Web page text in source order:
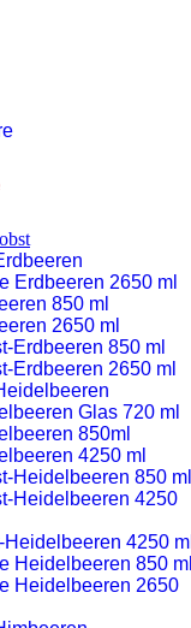
Erdbeeren 2650 ml
850 ml
2650 ml
Erdbeeren 850 ml
Erdbeeren 2650 ml
Glas 720 ml
850ml
4250 ml
Heidelbeeren 850 ml
Heidelbeeren 4250
Heidelbeeren 4250 ml
Heidelbeeren 850 ml
Heidelbeeren 2650